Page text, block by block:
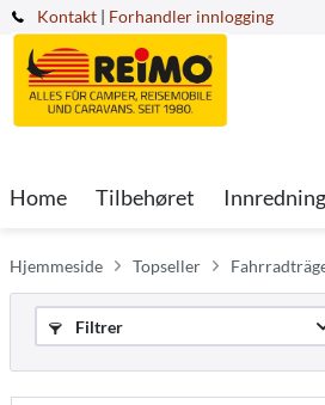
Kontakt | Forhandler innlogging
Home Tilbehøret
Hjemmeside Topseller
Filtrer